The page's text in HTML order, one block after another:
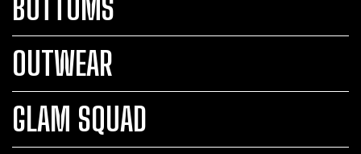
BOTTOMS
OUTWEAR
GLAM SQUAD